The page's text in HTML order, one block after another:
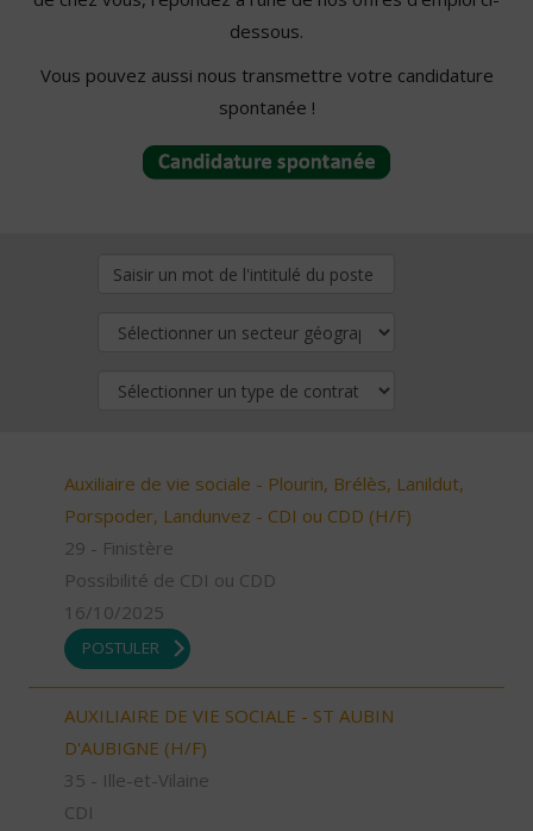
dessous.
Vous pouvez aussi nous transmettre votre candidature
spontanée !
Auxiliaire de vie sociale - Plourin, Brélès, Lanildut,
Porspoder, Landunvez - CDI ou CDD (H/F)
29 - Finistère
Possibilité de CDI ou CDD
16/10/2025
POSTULER
AUXILIAIRE DE VIE SOCIALE - ST AUBIN
D'AUBIGNE (H/F)
35 - Ille-et-Vilaine
CDI